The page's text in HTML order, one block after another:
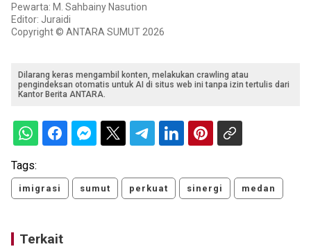
Pewarta: M. Sahbainy Nasution
Editor: Juraidi
Copyright © ANTARA SUMUT 2026
Dilarang keras mengambil konten, melakukan crawling atau
pengindeksan otomatis untuk AI di situs web ini tanpa izin tertulis dari
Kantor Berita ANTARA.
Tags:
imigrasi sumut perkuat sinergi medan
Terkait